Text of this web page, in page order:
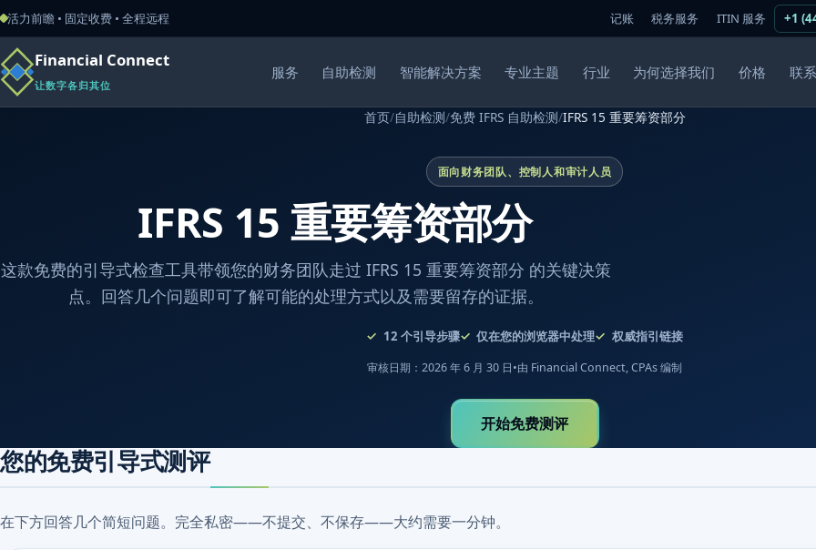
活力前瞻 • 固定收费 • 全程远程 记账 税务服务 ITIN 服务 +1
Financial Connect
让数字各归其位
服务 自助检测 智能解决方案 专业主题 行业 为何选择我们 价格 联
首页/自助检测/免费 IFRS 自助检测/IFRS 15 重要筹资部分
面向财务团队、控制人和审计人员
IFRS 15 重要筹资部分
这款免费的引导式检查工具带领您的财务团队走过 IFRS 15 重要筹资部分 的关键决策
点。回答几个问题即可了解可能的处理方式以及需要留存的证据。
12 个引导步骤 仅在您的浏览器中处理 权威指引链接
审核日期：2026 年 6 月 30 日•由 Financial Connect, CPAs 编制
开始免费测评
您的免费引导式测评
在下方回答几个简短问题。完全私密——不提交、不保存——大约需要一分钟。